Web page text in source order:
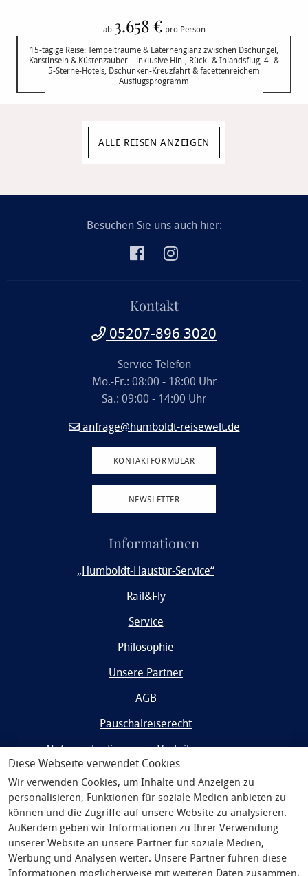
Diese Webseite verwendet Cookies
Wir verwenden Cookies, um Inhalte und Anzeigen zu
personalisieren, Funktionen für soziale Medien anbieten zu
können und die Zugriffe auf unsere Website zu analysieren.
Außerdem geben wir Informationen zu Ihrer Verwendung
unserer Website an unsere Partner für soziale Medien,
Werbung und Analysen weiter. Unsere Partner führen diese
Informationen möglicherweise mit weiteren Daten zusammen,
ab 3.658 € pro Person
15-tägige Reise: Tempelträume & Laternenglanz zwischen Dschungel,
Karstinseln & Küstenzauber – inklusive Hin-, Rück- & Inlandsflug, 4- &
5-Sterne-Hotels, Dschunken-Kreuzfahrt & facettenreichem
Ausflugsprogramm
ALLE REISEN ANZEIGEN
Besuchen Sie uns auch hier:
Kontakt
05207-896 3020
Service-Telefon
Mo.-Fr.: 08:00 - 18:00 Uhr
Sa.: 09:00 - 14:00 Uhr
anfrage@humboldt-reisewelt.de
KONTAKTFORMULAR
NEWSLETTER
Informationen
„Humboldt-Haustür-Service“
Rail&Fly
Service
Philosophie
Unsere Partner
AGB
Pauschalreiserecht
Nutzungsbedingungen Vorteilsprogramm
Widerrufsrecht/Datenschutz